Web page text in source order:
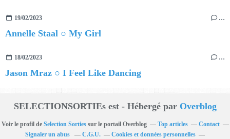
19/02/2023 …
Annelle Staal ○ My Girl
18/02/2023 …
Jason Mraz ○ I Feel Like Dancing
SELECTIONSORTIEs est - Hébergé par Overblog
Voir le profil de Selection Sortiessur le portail Overblog Top articles
Contact
Signaler un abus
C.G.U. Cookies et données personnelles